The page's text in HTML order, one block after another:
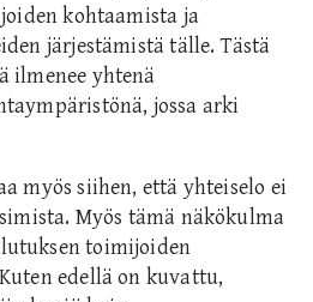
kohtaamista ja
järjestämistä tälle. Tästä
ilmenee yhtenä
jossa arki
myös siihen, että yhteiselo ei
Myös tämä näkökulma
toimijoiden
edellä on kuvattu,